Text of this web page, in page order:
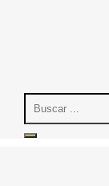
Search